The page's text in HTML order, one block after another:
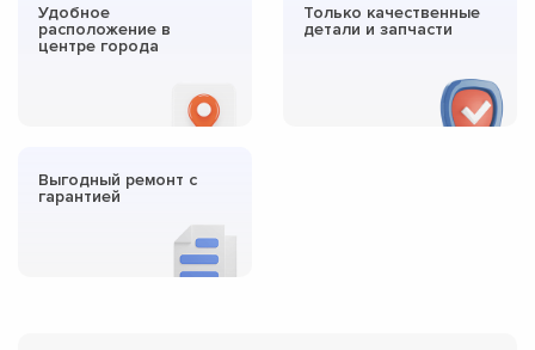
Удобное
расположение в
центре города
Только качественные
детали и запчасти
Выгодный ремонт с
гарантией